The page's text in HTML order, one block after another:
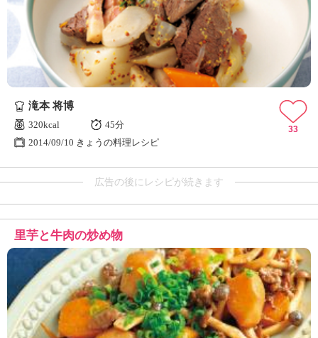
滝本 将博
320kcal
45分
2014/09/10 きょうの料理レシピ
33
広告の後にレシピが続きます
里芋と牛肉の炒め物